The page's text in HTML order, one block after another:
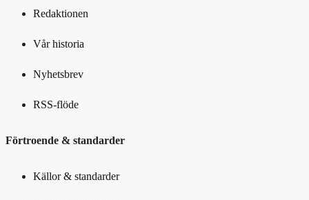
Redaktionen
Vår historia
Nyhetsbrev
RSS-flöde
Förtroende & standarder
Källor & standarder